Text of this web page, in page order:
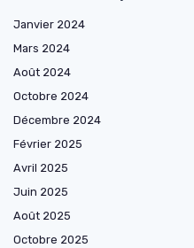
Janvier 2024
Mars 2024
Août 2024
Octobre 2024
Décembre 2024
Février 2025
Avril 2025
Juin 2025
Août 2025
Octobre 2025